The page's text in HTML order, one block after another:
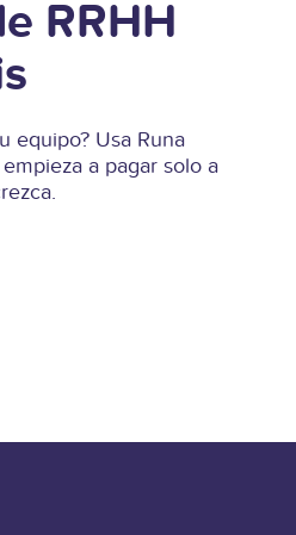
RRHH
equipo? Usa Runa
a pagar solo a